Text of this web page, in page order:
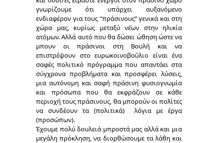
γνωρίζουμε ότι υπάρχει αυξανόμενο
ενδιαφέρον για τους “πράσινους” γενικά και στη
χώρα μας, κυρίως μεταξύ νέων στην ηλικία
ατόμων. Αλλά αυτό που θα δώσει ώθηση ώστε να
μπουν οι πράσινοι στη Βουλή και να
επιστρέψουν στο ευρωκοινοβούλιο είναι ένα
σαφές πολιτικό πρόγραμμα που απαντάει στα
σύγχρονα προβλήματα και προσφέρει λύσεις,
μια αυτόνομη και σαφή πράσινη φυσιογνωμία
και πρόσωπα που θα εκφράζουν σε κάθε
περιοχή τους πράσινους, θα μπορούν οι πολίτες
να συνδέουν τα (πολιτικά) λόγια με έργα
(προσώπων).
Έχουμε πολύ δουλειά μπροστά μας αλλά και μια
μεγάλη πρόκληση, να διορθώσουμε τα λάθη και